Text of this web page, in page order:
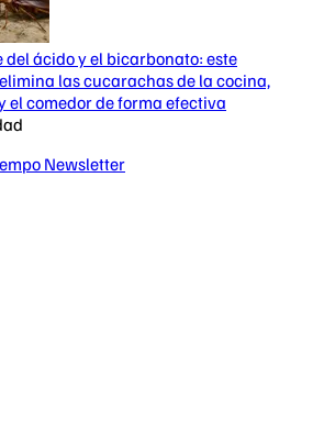
del ácido y el bicarbonato: este
las cucarachas de la cocina,
el comedor de forma efectiva